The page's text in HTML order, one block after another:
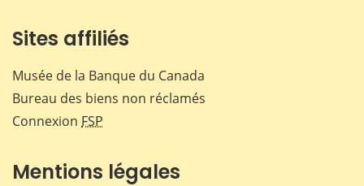
Sites affiliés
Musée de la Banque du Canada
Bureau des biens non réclamés
Connexion FSP
Mentions légales